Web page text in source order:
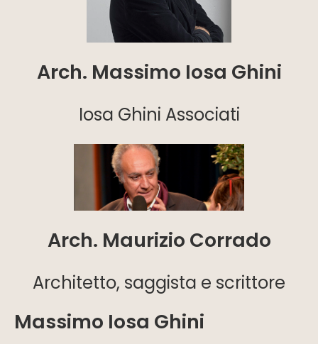
Arch. Massimo Iosa Ghini
Iosa Ghini Associati
Arch. Maurizio Corrado
Architetto, saggista e scrittore
Massimo Iosa Ghini